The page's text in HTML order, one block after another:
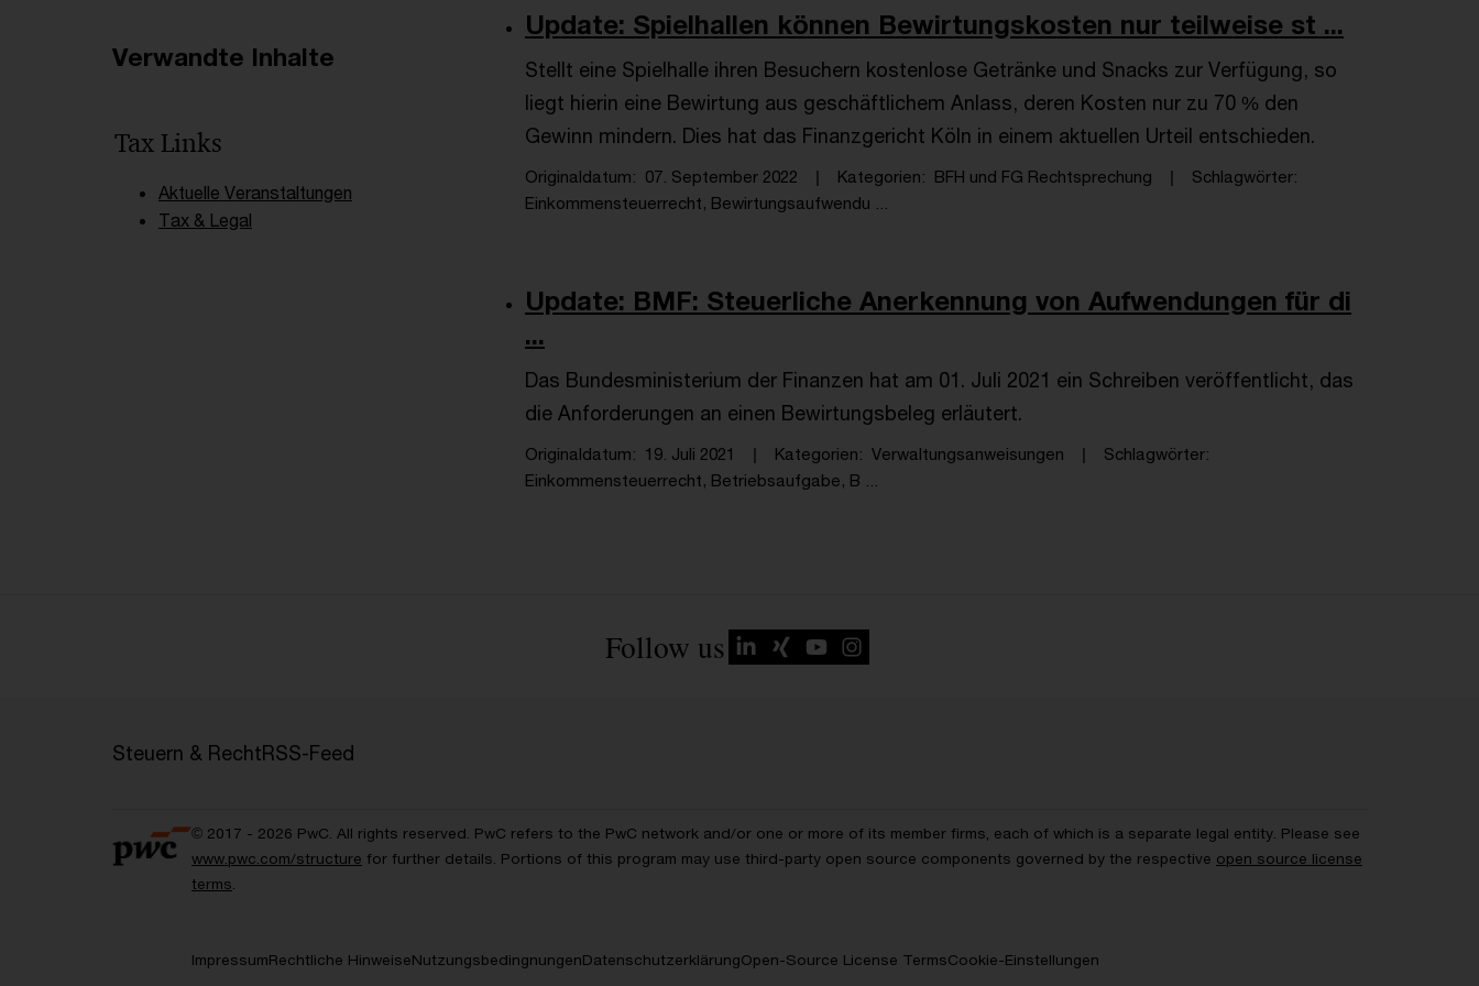
Update: Spielhallen können Bewirtungskosten nur teilweise st ...
Stellt eine Spielhalle ihren Besuchern kostenlose Getränke und Snacks zur Verfügung, so
liegt hierin eine Bewirtung aus geschäftlichem Anlass, deren Kosten nur zu 70 % den
Gewinn mindern. Dies hat das Finanzgericht Köln in einem aktuellen Urteil entschieden.
Originaldatum 07. September 2022 Kategorien BFH und FG Rechtsprechung
Schlagwörter
Einkommensteuerrecht, Bewirtungsaufwendu ...
Update: BMF: Steuerliche Anerkennung von Aufwendungen für di
...
Das Bundesministerium der Finanzen hat am 01. Juli 2021 ein Schreiben veröffentlicht, das
die Anforderungen an einen Bewirtungsbeleg erläutert.
Originaldatum 19. Juli 2021 Kategorien Verwaltungsanweisungen
Schlagwörter
Einkommensteuerrecht, Betriebsaufgabe, B ...
Verwandte Inhalte
Tax Links
Aktuelle Veranstaltungen
Tax & Legal
Follow us
Steuern & RechtRSS-Feed
© 2017 - 2026 PwC. All rights reserved. PwC refers to the PwC network and/or one or more of its member firms, each of which is a separate legal entity. Please see
www.pwc.com/structure for further details. Portions of this program may use third-party open source components governed by the respective open source license
terms.
ImpressumRechtliche HinweiseNutzungsbedingnungenDatenschutzerklärungOpen-Source License TermsCookie-Einstellungen